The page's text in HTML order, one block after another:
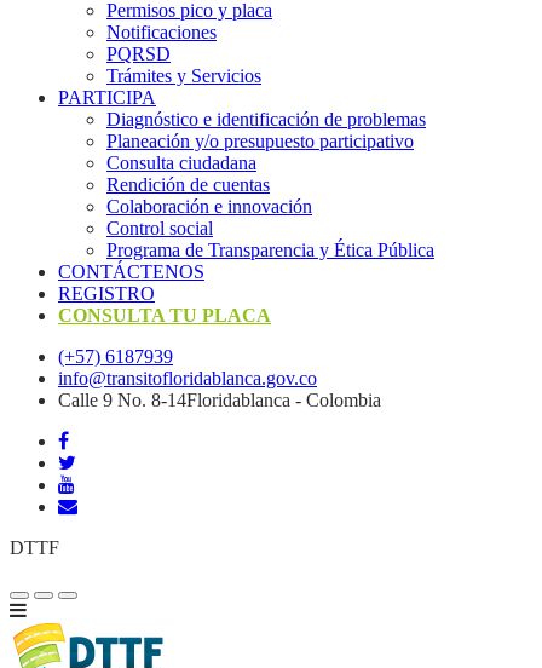
Permisos pico y placa
Notificaciones
PQRSD
Trámites y Servicios
PARTICIPA
Diagnóstico e identificación de problemas
Planeación y/o presupuesto participativo​
Consulta ciudadana
Rendición de cuentas
Colaboración e innovación
Control social
Programa de Transparencia y Ética Pública
CONTÁCTENOS
REGISTRO
CONSULTA TU PLACA
(+57) 6187939
info@transitofloridablanca.gov.co
Calle 9 No. 8-14Floridablanca - Colombia
DTTF